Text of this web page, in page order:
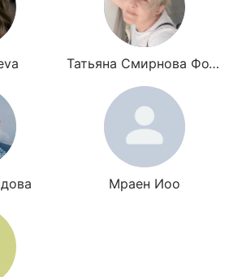
Татьяна Смирнова Фото Нейрофото
Мраен Иоо